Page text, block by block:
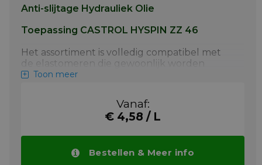
Anti-slijtage Hydrauliek Olie
Toepassing CASTROL HYSPIN ZZ 46
Het assortiment is volledig compatibel met
de elastomeren die gewoonlijk worden
gebruikt in statische en dynamische
gefluoreerde (bijvoorbeeld Viton)
Hyspin ZZ is als volgt geclassificeerd:
ISO 6743/4 - Hydrauliekoliën type HM
Toon meer
Vanaf:
€ 4,58 / L
Bestellen & Meer info